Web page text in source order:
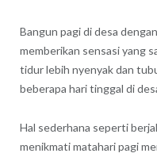
Bangun pagi di desa
memberikan sensasi yang
tidur lebih nyenyak dan
beberapa hari tinggal di
Hal sederhana seperti
menikmati matahari pagi